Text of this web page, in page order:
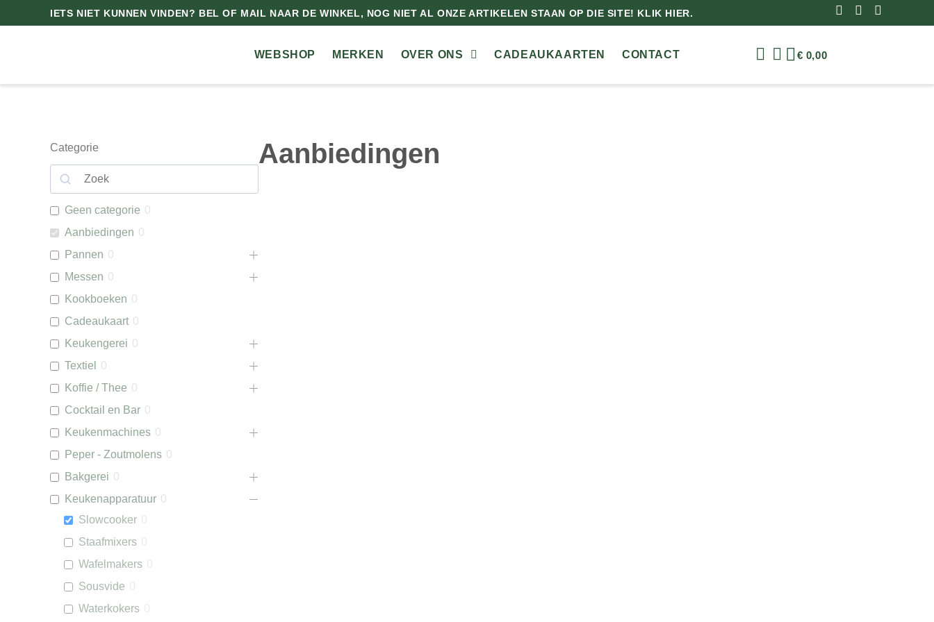
IETS NIET KUNNEN VINDEN? BEL OF MAIL NAAR DE WINKEL, NOG NIET AL ONZE ARTIKELEN STAAN OP DIE SITE! KLIK HIER.
WEBSHOP MERKEN OVER ONS CADEAUKAARTEN CONTACT € 0,00
Categorie
Geen categorie 0
Aanbiedingen 0
Pannen 0
Messen 0
Kookboeken 0
Cadeaukaart 0
Keukengerei 0
Textiel
0
Koffie / Thee 0
Cocktail en Bar 0
Keukenmachines 0
Peper - Zoutmolens 0
Bakgerei 0
Keukenapparatuur 0
Slowcooker
Staafmixers
Wafelmakers
Sousvide
Waterkokers
Aanbiedingen